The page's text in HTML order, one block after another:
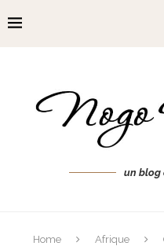
un blog
Home Afrique